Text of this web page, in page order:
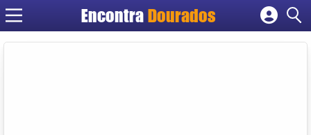
EncontraDourados
Cadastrar empresa